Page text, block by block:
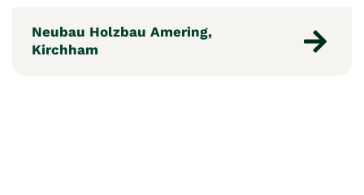
Neubau Holzbau Amering,
Kirchham